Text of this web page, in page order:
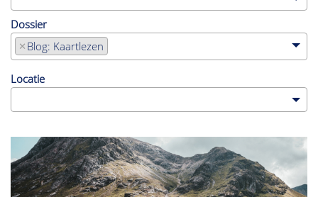
regio
getoond.
Klik
hier
om
te
resetten.
Dossier
× Blog: Kaartlezen
Categorie
Opinie
Locatie